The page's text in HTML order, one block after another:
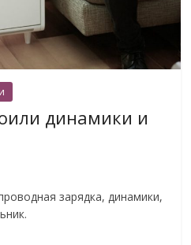
динамики и
зарядка, динамики,